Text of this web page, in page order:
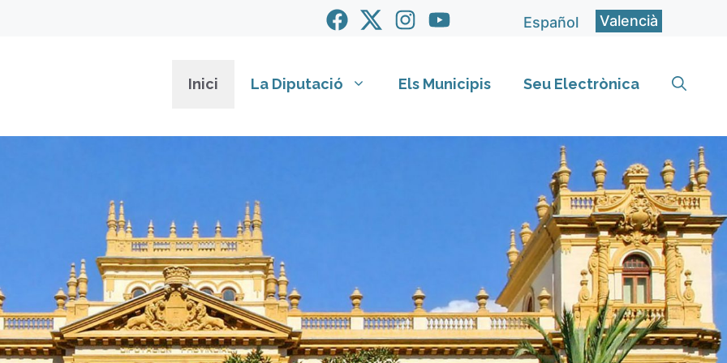
Español Valencià
Inici La Diputació Els Municipis Seu Electrònica